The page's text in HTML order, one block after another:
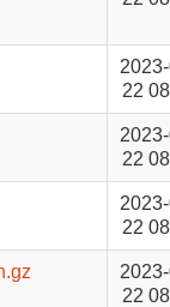
22
22
22
22